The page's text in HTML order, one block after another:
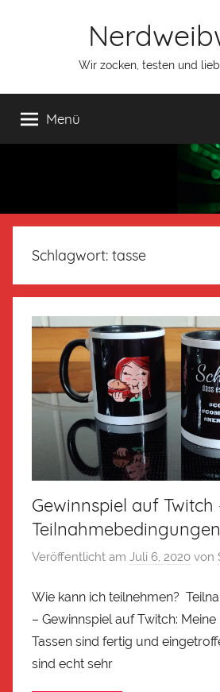
Wir zocken, testen und
Menü
Schlagwort: tasse
Gewinnspiel auf Twitch
Teilnahmebedingungen
Veröffentlicht am Juli 6, 2020 von
Wie kann ich teilnehmen?
– Gewinnspiel auf Twitch:
Tassen sind fertig und
sind echt sehr